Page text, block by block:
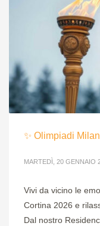
✨ Olimpiadi
MARTEDÌ, 20 GENNAIO
Vivi da vicino le
Cortina 2026 e
Dal nostro